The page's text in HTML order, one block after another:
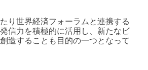
り世界経済フォーラムと連携する
信力を積極的に活用し、新たなビ
造することも目的の一つとなって